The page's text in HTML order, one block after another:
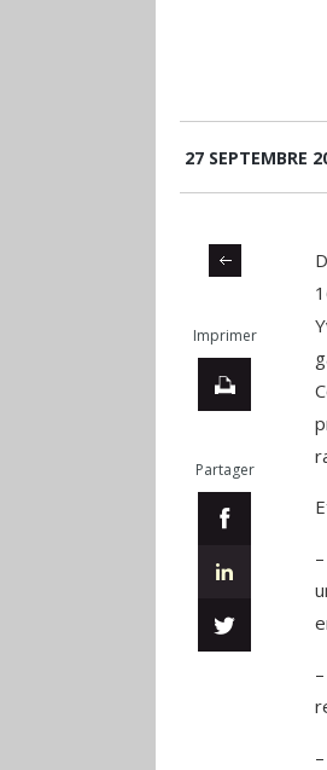
27 SEPTEMBRE
Imprimer
Partager